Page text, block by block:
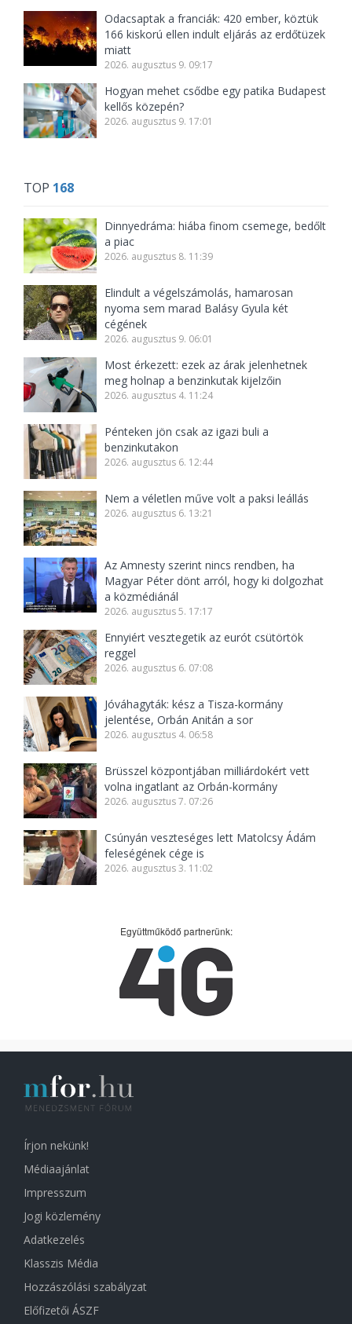
Odacsaptak a franciák: 420 ember, köztük
166 kiskorú ellen indult eljárás az erdőtüzek
miatt
2026. augusztus 9. 09:17
Hogyan mehet csődbe egy patika Budapest
kellős közepén?
2026. augusztus 9. 17:01
TOP 168
Dinnyedráma: hiába finom csemege, bedőlt
a piac
2026. augusztus 8. 11:39
Elindult a végelszámolás, hamarosan
nyoma sem marad Balásy Gyula két
cégének
2026. augusztus 9. 06:01
Most érkezett: ezek az árak jelenhetnek
meg holnap a benzinkutak kijelzőin
2026. augusztus 4. 11:24
Pénteken jön csak az igazi buli a
benzinkutakon
2026. augusztus 6. 12:44
Nem a véletlen műve volt a paksi leállás
2026. augusztus 6. 13:21
Az Amnesty szerint nincs rendben, ha
Magyar Péter dönt arról, hogy ki dolgozhat
a közmédiánál
2026. augusztus 5. 17:17
Ennyiért vesztegetik az eurót csütörtök
reggel
2026. augusztus 6. 07:08
Jóváhagyták: kész a Tisza-kormány
jelentése, Orbán Anitán a sor
2026. augusztus 4. 06:58
Brüsszel központjában milliárdokért vett
volna ingatlant az Orbán-kormány
2026. augusztus 7. 07:26
Csúnyán veszteséges lett Matolcsy Ádám
feleségének cége is
2026. augusztus 3. 11:02
Együttműködő partnerünk:
Írjon nekünk!
Médiaajánlat
Impresszum
Jogi közlemény
Adatkezelés
Klasszis Média
Hozzászólási szabályzat
Előfizetői ÁSZF